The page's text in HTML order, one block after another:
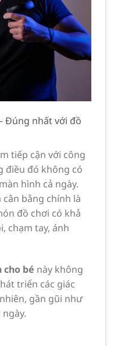
Đúng nhất với đồ
tiếp cận với công
điều đó không có
hình cả ngày.
bằng chính là
đồ chơi có khả
chạm tay, ánh
bé này không
triển các giác
gần gũi như